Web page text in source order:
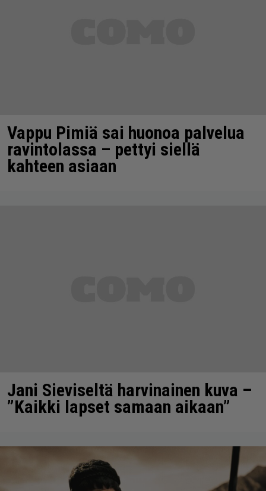
Vappu Pimiä sai huonoa palvelua
ravintolassa – pettyi siellä
kahteen asiaan
Jani Sieviseltä harvinainen kuva –
”Kaikki lapset samaan aikaan”